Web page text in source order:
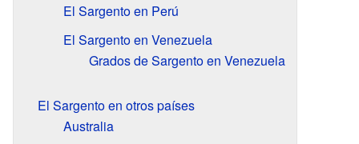
El Sargento en Perú
El Sargento en Venezuela
Grados de Sargento en Venezuela
El Sargento en otros países
Australia